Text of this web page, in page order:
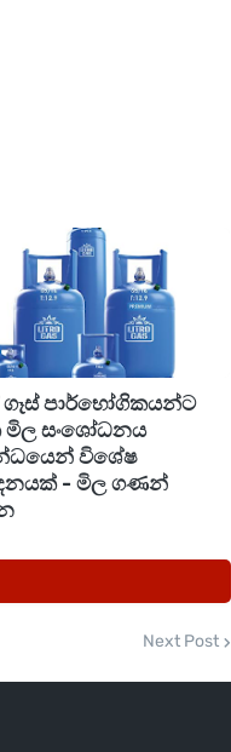
මෙරට දරුවන්ගේ, මිටි
ගෑස් පාර්භෝගිකයන්ට
මිල සංශෝධනය
විශේෂ
- මිල ගණන්
Next Post